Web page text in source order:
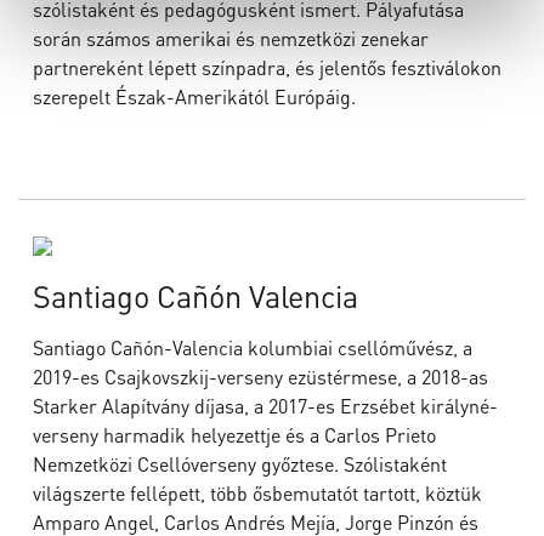
szólistaként és pedagógusként ismert. Pályafutása
során számos amerikai és nemzetközi zenekar
partnereként lépett színpadra, és jelentős fesztiválokon
szerepelt Észak-Amerikától Európáig.
Santiago Cañón Valencia
Santiago Cañón-Valencia kolumbiai csellóművész, a
2019-es Csajkovszkij-verseny ezüstérmese, a 2018-as
Starker Alapítvány díjasa, a 2017-es Erzsébet királyné-
verseny harmadik helyezettje és a Carlos Prieto
Nemzetközi Csellóverseny győztese. Szólistaként
világszerte fellépett, több ősbemutatót tartott, köztük
Amparo Angel, Carlos Andrés Mejía, Jorge Pinzón és